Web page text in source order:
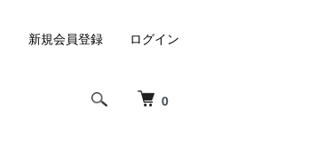
0
新規会員登録 ログイン